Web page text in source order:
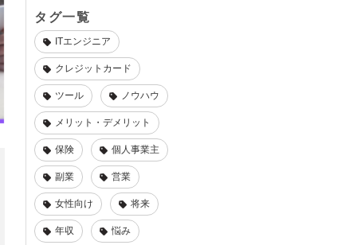
タグ一覧
ITエンジニア
クレジットカード
ツール ノウハウ
メリット・デメリット
保険 個人事業主
副業 営業
女性向け 将来
年収 悩み